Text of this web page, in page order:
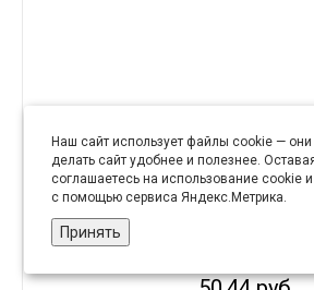
Канва средняя арт. 09С 373/1 в
(30х40 см) белая
Наш сайт использует файлы cookie —
делать сайт удобнее и полезнее.
соглашаетесь на использование cookie
с помощью сервиса Яндекс.Метрика.
Принять